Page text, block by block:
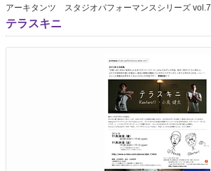
v
i
g
アーキタンツ スタジオパフォーマンスシリーズ vol.7
テラスキニ